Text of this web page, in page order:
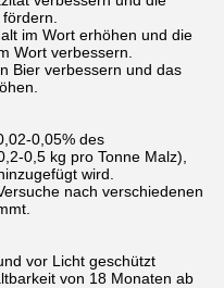
im Wort erhöhen und die
Wort verbessern.
Bier verbessern und das
0,05% des
0,5 kg pro Tonne Malz),
wird.
nach verschiedenen
vor Licht geschützt
von 18 Monaten ab